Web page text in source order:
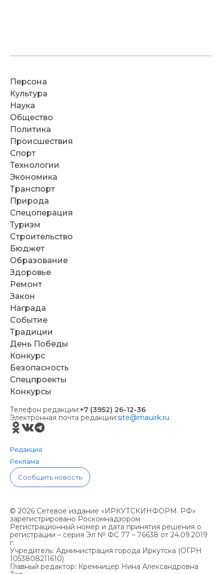
Персона
Культура
Наука
Общество
Политика
Происшествия
Спорт
Технологии
Экономика
Транспорт
Природа
Спецоперация
Туризм
Строительство
Бюджет
Образование
Здоровье
Ремонт
Закон
Награда
Событие
Традиции
День Победы
Конкурс
Безопасность
Спецпроекты
Конкурсы
Телефон редакции:+7 (3952) 26-12-36
Электронная почта редакции:site@mauirk.ru
Редакция
Реклама
Сообщить новость
© 2026 Сетевое издание «ИРКУТСКИНФОРМ. РФ»
зарегистрировано Роскомнадзором
Регистрационный номер и дата принятия решения о
регистрации – серия Эл № ФС 77 – 76638 от 24.09.2019
г.
Учредитель: Администрация города Иркутска (ОГРН
1053808211610)
Главный редактор: Кремницер Нина Александровна